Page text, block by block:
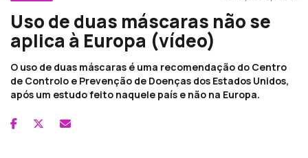
Uso de duas máscaras não se
aplica à Europa (vídeo)
O uso de duas máscaras é uma recomendação do Centro
de Controlo e Prevenção de Doenças dos Estados Unidos,
após um estudo feito naquele país e não na Europa.